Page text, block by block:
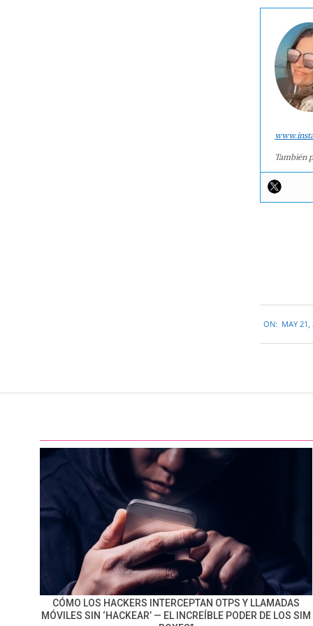
También
05-
21
ON: MAY 21,
CÓMO LOS HACKERS INTERCEPTAN OTPS Y LLAMADAS
MÓVILES SIN ‘HACKEAR’ — EL INCREÍBLE PODER DE LOS SIM